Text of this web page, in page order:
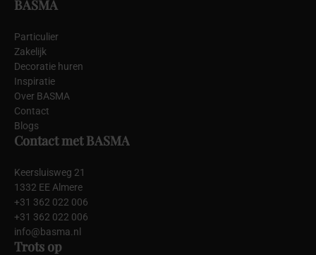
BASMA
Particulier
Zakelijk
Decoratie huren
Inspiratie
Over BASMA
Contact
Blogs
Contact met BASMA
Keersluisweg 21
1332 EE Almere
+31 362 022 006
+31 362 022 006
info@basma.nl
Trots op